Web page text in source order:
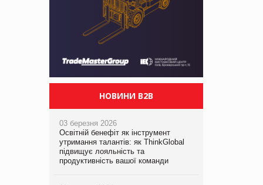
НОВИНИ B2B
03 березня 2026
Освітній бенефіт як інструмент
утримання талантів: як ThinkGlobal
підвищує лояльність та
продуктивність вашої команди